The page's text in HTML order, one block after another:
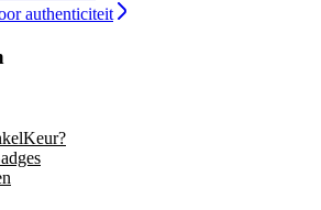
authenticiteit